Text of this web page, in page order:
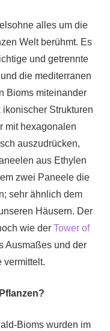
alles um die
Welt berühmt. Es
und getrennte
die mediterranen
Bioms miteinander
Strukturen
mit hexagonalen
auszudrücken,
aus Ethylen
zwei Paneele die
sehr ähnlich dem
Häusern. Der
wie derTower of
Ausmaßes und der
vermittelt.
Bioms wurden im